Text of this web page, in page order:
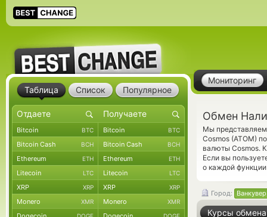
Мониторинг
Обмен
Мы
Cosmos (ATOM)
валюты Cosmos.
Если вы
о каждой
Город: Ванкувер
Курсы обмена
Таблица Список Популярное
Bitcoin BTC Bitcoin BTC
Bitcoin Cash BCH Bitcoin Cash BCH
Ethereum ETH Ethereum ETH
Litecoin LTC Litecoin LTC
XRP XRP XRP XRP
Monero XMR Monero XMR